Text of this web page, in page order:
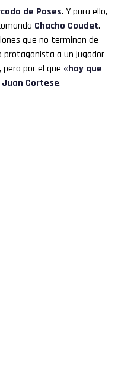
de Pases. Y para ello,
Chacho Coudet.
que no terminan de
protagonista a un jugador
por el que «hay que
Juan Cortese.